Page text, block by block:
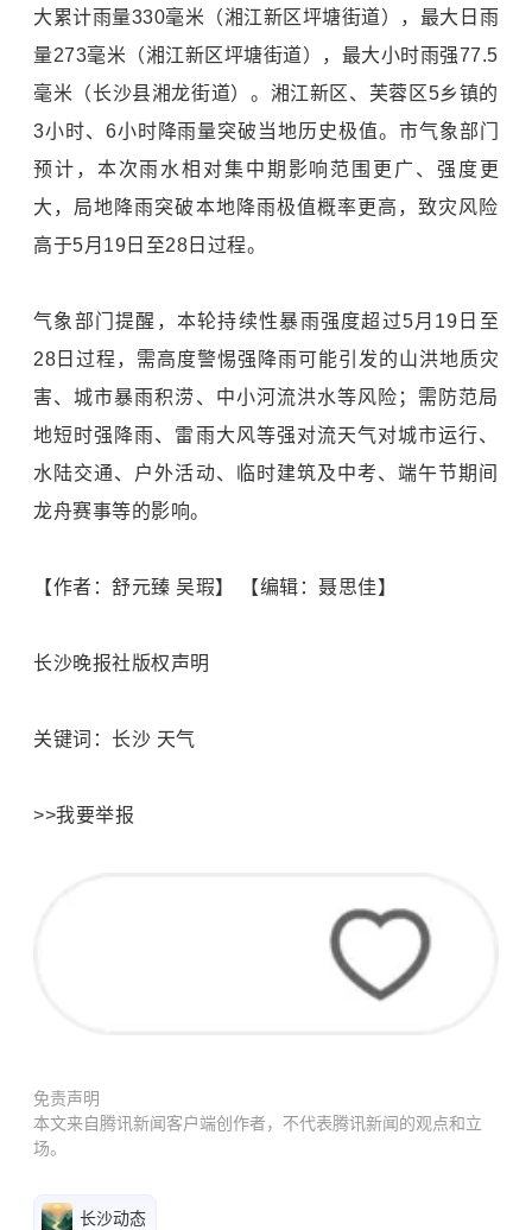
大累计雨量330毫米（湘江新区坪塘街道），最大日雨
量273毫米（湘江新区坪塘街道），最大小时雨强77.5
毫米（长沙县湘龙街道）。湘江新区、芙蓉区5乡镇的
3小时、6小时降雨量突破当地历史极值。市气象部门
预计，本次雨水相对集中期影响范围更广、强度更
大，局地降雨突破本地降雨极值概率更高，致灾风险
高于5月19日至28日过程。
气象部门提醒，本轮持续性暴雨强度超过5月19日至
28日过程，需高度警惕强降雨可能引发的山洪地质灾
害、城市暴雨积涝、中小河流洪水等风险；需防范局
地短时强降雨、雷雨大风等强对流天气对城市运行、
水陆交通、户外活动、临时建筑及中考、端午节期间
龙舟赛事等的影响。
【作者：舒元臻 吴瑕】 【编辑：聂思佳】
长沙晚报社版权声明
关键词：长沙 天气
>>我要举报
免责声明
本文来自腾讯新闻客户端创作者，不代表腾讯新闻的观点和立
场。
长沙动态